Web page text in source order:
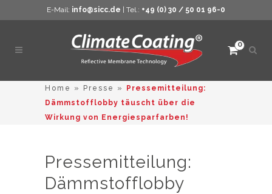
E-Mail: info@sicc.de | Tel.: +49 (0) 30 / 50 01 96-0
0
Home » Presse »
Pressemitteilung:
Dämmstofflobby täuscht über die
Wirkung von Energiesparfarben!
Pressemitteilung:
Dämmstofflobby